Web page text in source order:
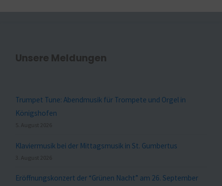
Unsere Meldungen
Trumpet Tune: Abendmusik für Trompete und Orgel in
Königshofen
5. August 2026
Klaviermusik bei der Mittagsmusik in St. Gumbertus
3. August 2026
Eröffnungskonzert der “Grünen Nacht” am 26. September